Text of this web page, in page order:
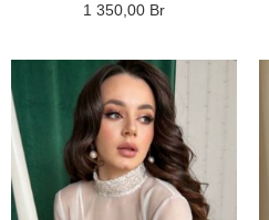
1 350,00 Br